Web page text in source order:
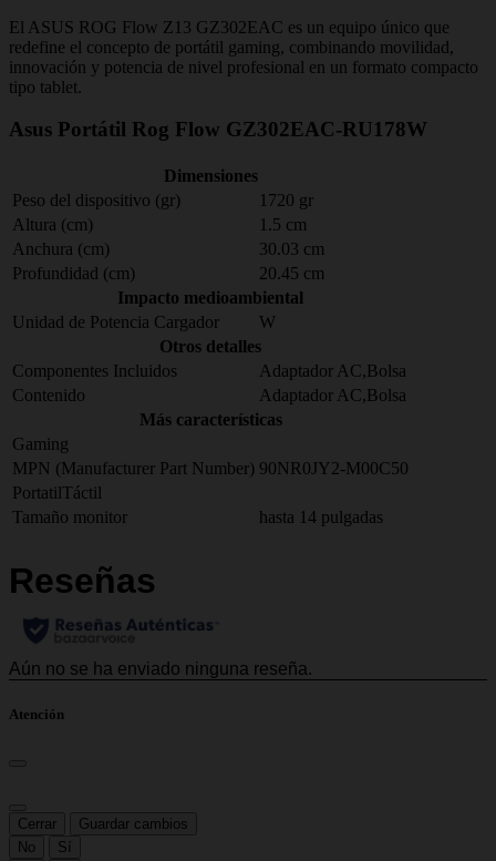
El ASUS ROG Flow Z13 GZ302EAC es un equipo único que
redefine el concepto de portátil gaming, combinando movilidad,
innovación y potencia de nivel profesional en un formato compacto
tipo tablet.
Asus Portátil Rog Flow GZ302EAC-RU178W
Dimensiones
Peso del dispositivo (gr)
1720 gr
Altura (cm)
1.5 cm
Anchura (cm)
30.03 cm
Profundidad (cm)
20.45 cm
Impacto medioambiental
Unidad de Potencia Cargador
W
Otros detalles
Componentes Incluidos
Adaptador AC,Bolsa
Contenido
Adaptador AC,Bolsa
Más características
Gaming
MPN (Manufacturer Part Number) 90NR0JY2-M00C50
PortatilTáctil
Tamaño monitor
hasta 14 pulgadas
Atención
Cerrar
Guardar cambios
No
Sí